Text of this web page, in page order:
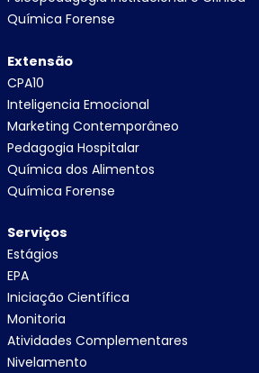
Química Forense
Extensão
CPA10
Inteligencia Emocional
Marketing Contemporâneo
Pedagogia Hospitalar
Química dos Alimentos
Química Forense
Serviços
Estágios
EPA
Iniciação Científica
Monitoria
Atividades Complementares
Nivelamento